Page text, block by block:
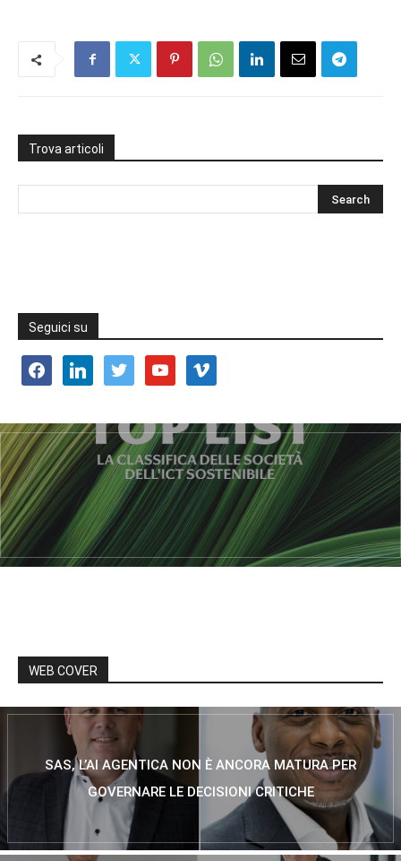
Trova articoli
Seguici su
facebooklinkedin twitter youtube vimeo
WEB COVER
SAS, L’AI AGENTICA NON È ANCORA MATURA PER
GOVERNARE LE DECISIONI CRITICHE